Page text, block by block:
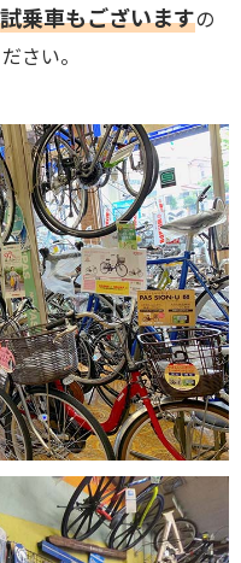
試乗車もございますの
さい。